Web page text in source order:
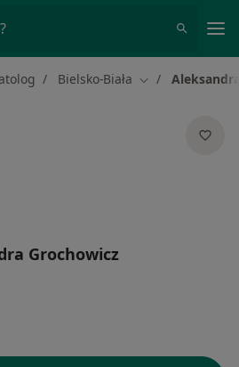
Bielsko-Biała Zmień miasto
Grochowicz